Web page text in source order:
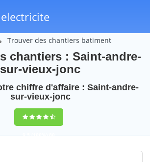
Trouver des chantiers batiment
chantiers : Saint-andre-
sur-vieux-jonc
chiffre d'affaire : Saint-andre-
sur-vieux-jonc
9,5(100%)80
votes